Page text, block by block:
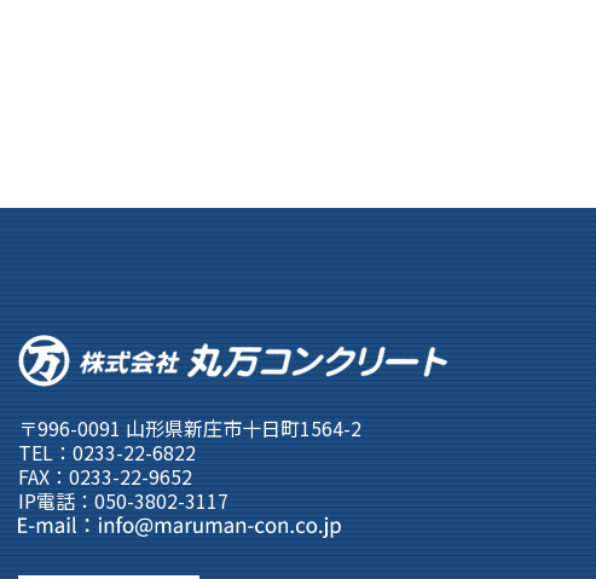
〒996-0091 山形県新庄市十日町1564-2
TEL：0233-22-6822
FAX：0233-22-9652
IP電話：050-3802-3117